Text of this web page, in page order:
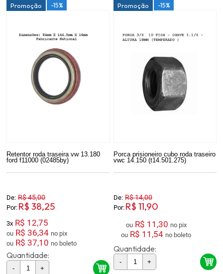
Promoção -15%
Retentor roda traseira vw 13.180
ford f11000 (02485by)
De: R$ 45,00
Por: R$ 38,25
3x R$ 12,75
ou R$ 36,34
no pix
ou R$ 37,10 no boleto
Quantidade:
- +
Promoção -15%
Porca prisioneiro cubo roda traseiro
vwc 14.150 (t14.501.275)
De: R$ 14,00
Por: R$ 11,90
ou R$ 11,30
no pix
ou R$ 11,54 no boleto
Quantidade:
- +